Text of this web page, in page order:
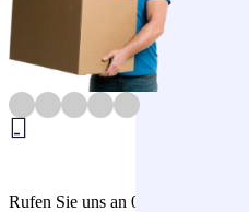
Rufen Sie uns an 033 - 200 3116